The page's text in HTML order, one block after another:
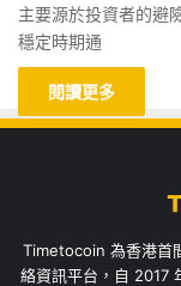
主要源於投資者的避
穩定時期通
閱讀更多
Timetocoin 為香港首
絡資訊平台，自 2017